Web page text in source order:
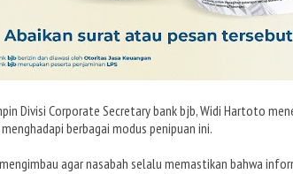
Divisi Corporate Secretary bank bjb, Widi Hartoto
berbagai modus penipuan ini.
agar nasabah selalu memastikan bahwa